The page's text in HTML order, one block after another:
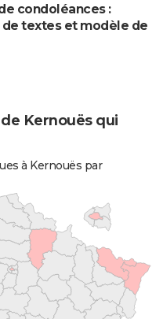
condoléances :
textes et modèle de
Kernouës qui
à Kernouës par